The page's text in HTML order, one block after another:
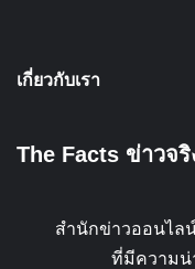
เกี่ยวกับเรา
The Facts ข่าวจริ
สำนักข่าวออนไล
ที่มีความน่